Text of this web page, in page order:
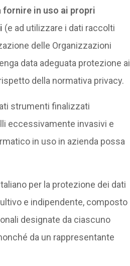
in uso ai propri
(e ad utilizzare i dati raccolti
delle Organizzazioni
data adeguata protezione ai
della normativa privacy.
strumenti finalizzati
eccessivamente invasivi e
in uso in azienda possa
per la protezione dei dati
e indipendente, composto
designate da ciascuno
da un rappresentante